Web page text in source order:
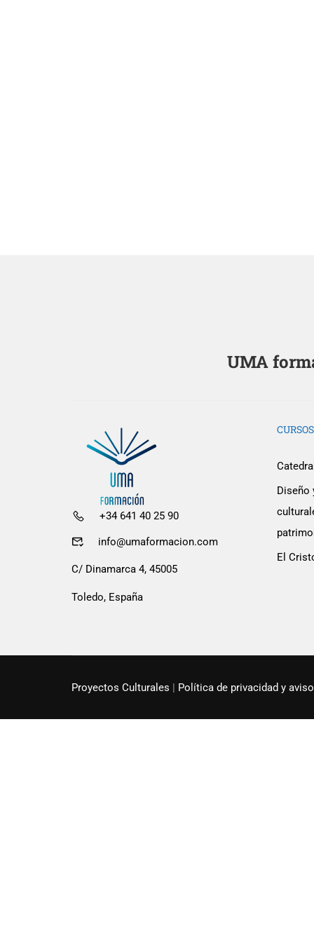
UMA
+34 641 40 25 90
info@umaformacion.com
C/ Dinamarca 4, 45005
Toledo, España
Diseño
El
Proyectos Culturales | Política de privacidad y
¿Quieres